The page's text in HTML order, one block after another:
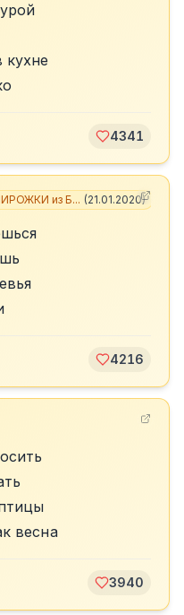
кухне
4341
из Б... (21.01.2020)
4216
весна
3940